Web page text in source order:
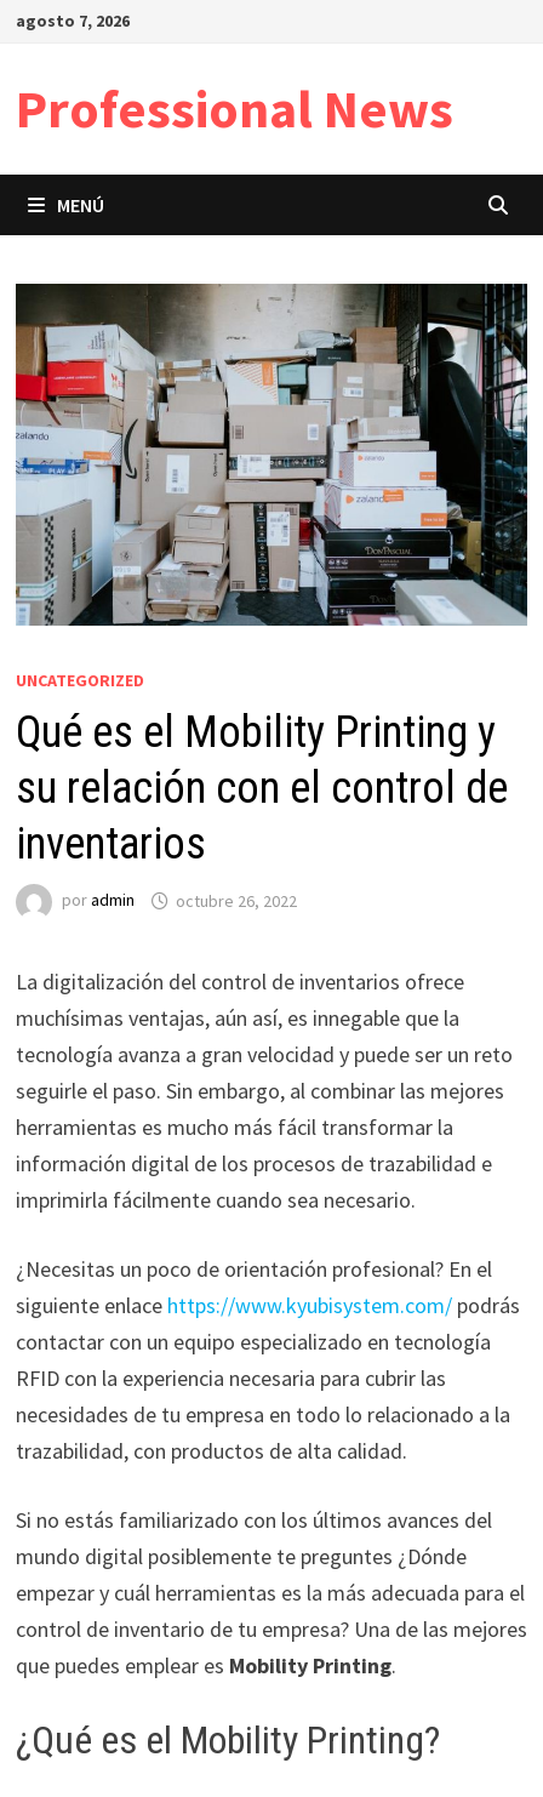
Saltar
agosto 7, 2026
Professional News
MENÚ
UNCATEGORIZED
Qué es el Mobility Printing y
su relación con el control de
inventarios
poradmin octubre 26, 2022
La digitalización del control de inventarios ofrece
muchísimas ventajas, aún así, es innegable que la
tecnología avanza a gran velocidad y puede ser un reto
seguirle el paso. Sin embargo, al combinar las mejores
herramientas es mucho más fácil transformar la
información digital de los procesos de trazabilidad e
imprimirla fácilmente cuando sea necesario.
¿Necesitas un poco de orientación profesional? En el
siguiente enlace https://www.kyubisystem.com/podrás
contactar con un equipo especializado en tecnología
RFID con la experiencia necesaria para cubrir las
necesidades de tu empresa en todo lo relacionado a la
trazabilidad, con productos de alta calidad.
Si no estás familiarizado con los últimos avances del
mundo digital posiblemente te preguntes ¿Dónde
empezar y cuál herramientas es la más adecuada para el
control de inventario de tu empresa? Una de las mejores
que puedes emplear es Mobility Printing.
¿Qué es el Mobility Printing?